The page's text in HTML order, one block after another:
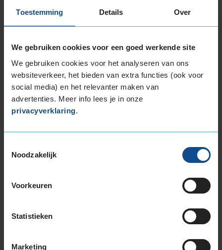
Toestemming Details Over
We gebruiken cookies voor een goed werkende site
We gebruiken cookies voor het analyseren van ons
websiteverkeer, het bieden van extra functies (ook voor
social media) en het relevanter maken van
advertenties. Meer info lees je in onze
privacyverklaring.
Noodzakelijk
Voorkeuren
Statistieken
Marketing
245/40R19 98Y EXTRALOAD
245/40R19 98Y EXTRALOAD RUNFLAT
245/45R19 102Y EXTRALOAD
245/45R19 98Y RUNFLAT
245/50R19 105Y EXTRALOAD
255/30R19 91Y EXTRALOAD
255/35R19 96Y EXTRALOAD
255/35R19 96Y EXTRALOAD RUNFLAT
255/45R19 100T
255/45R19 104W EXTRALOAD
255/45R19 104Y EXTRALOAD